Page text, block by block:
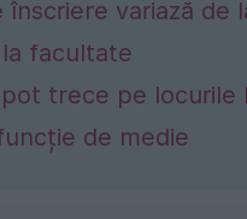
înscriere variază de
facultate
trece pe locurile
de medie